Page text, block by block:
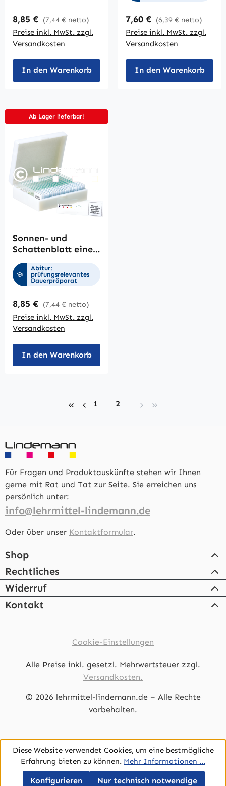
Regulärer Preis:
8,85 € (7,44 € netto)
Preise inkl. MwSt. zzgl.
Versandkosten
In den Warenkorb
Regulärer Preis:
7,60 € (6,39 € netto)
Preise inkl. MwSt. zzgl.
Versandkosten
In den Warenkorb
Ab Lager lieferbar!
Sonnen- und
Schattenblatt eines
Baumes, zwei
Querschnitte zum
Vergleich
Abitur:
prüfungsrelevantes
Dauerpräparat
Regulärer Preis:
8,85 € (7,44 € netto)
Preise inkl. MwSt. zzgl.
Versandkosten
In den Warenkorb
Seite
1 Seite
2
Für Fragen und Produktauskünfte stehen wir Ihnen
gerne mit Rat und Tat zur Seite. Sie erreichen uns
persönlich unter:
info@lehrmittel-lindemann.de
Oder über unser Kontaktformular.
Shop
Rechtliches
Widerruf
Kontakt
Cookie-Einstellungen
Alle Preise inkl. gesetzl. Mehrwertsteuer zzgl.
Versandkosten.
© 2026 lehrmittel-lindemann.de – Alle Rechte
vorbehalten.
Diese Website verwendet Cookies, um eine bestmögliche
Erfahrung bieten zu können. Mehr Informationen ...
Nur technisch notwendige
Konfigurieren